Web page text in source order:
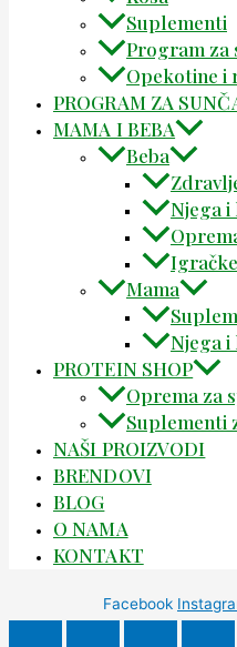
Suplementi
Program za
Opekotine i
PROGRAM ZA
MAMA I BEBA
Beba
Njega i
Igračke
Mama
Njega i
PROTEIN SHOP
Oprema za
Suplementi
NAŠI PROIZVODI
BRENDOVI
BLOG
O NAMA
KONTAKT
Facebook